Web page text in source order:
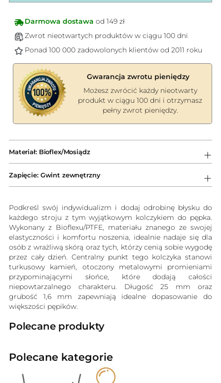
Darmowa dostawa od 149 zł
Zwrot nieotwartych produktów w ciągu 100 dni
Ponad 100 000 zadowolonych klientów od 2011 roku
Gwarancja zwrotu pieniędzy
Możesz zwrócić każdy nieotwarty
produkt w ciągu 100 dni i otrzymasz
pełny zwrot pieniędzy.
do
koszyka
Materiał: Bioflex/Mosiądz
Zapięcie: Gwint zewnętrzny
Podkreśl swój indywidualizm i dodaj odrobinę błysku do
każdego stroju z tym wyjątkowym kolczykiem do pępka.
Wykonany z Bioflexu/PTFE, materiału znanego ze swojej
elastyczności i komfortu noszenia, idealnie nadaje się dla
osób z wrażliwą skórą oraz tych, którzy cenią sobie wygodę
przez cały dzień. Centralny punkt tego kolczyka stanowi
turkusowy kamień, otoczony metalowymi promieniami
przypominającymi słońce, które dodają całości
niepowtarzalnego charakteru. Długość 25 mm oraz
grubość 1,6 mm zapewniają idealne dopasowanie do
większości pępików.
Polecane produkty
Polecane kategorie